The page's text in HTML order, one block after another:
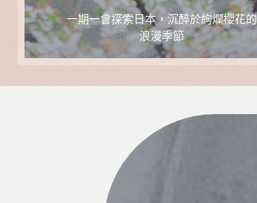
一期一會探索日本，沉醉於絢爛櫻花的
浪漫季節